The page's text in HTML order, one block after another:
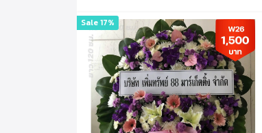
Sale 17%